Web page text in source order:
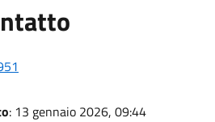
: 13 gennaio 2026, 09:44